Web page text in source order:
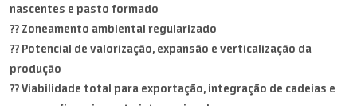
nascentes e pasto formado
?? Zoneamento ambiental regularizado
?? Potencial de valorização, expansão e verticalização da
produção
?? Viabilidade total para exportação, integração de cadeias e